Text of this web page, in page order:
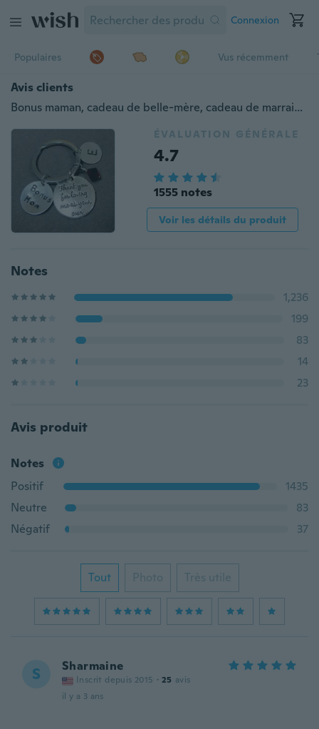
Connexion
Populaires Vus récemment
Avis clients
Bonus maman, cadeau de belle-mère, cadeau de marraine, cadeau de parrain, cadeau de beau-père, cadeau de professeur préféré, cadeau de belle-mère
ÉVALUATION GÉNÉRALE
4.7
1555 notes
Voir les détails du produit
Notes
1,236
199
83
14
23
Avis produit
Notes
Positif
1435
Neutre
83
Négatif
37
Tout Photo Très utile
S Sharmaine
Inscrit depuis 2015 · 25 avis
il y a 3 ans